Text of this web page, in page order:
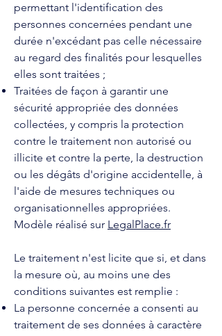
permettant l'identification des
personnes concernées pendant une
durée n'excédant pas celle nécessaire
au regard des finalités pour lesquelles
elles sont traitées ;
Traitées de façon à garantir une
sécurité appropriée des données
collectées, y compris la protection
contre le traitement non autorisé ou
illicite et contre la perte, la destruction
ou les dégâts d'origine accidentelle, à
l'aide de mesures techniques ou
organisationnelles appropriées.
Modèle réalisé sur LegalPlace.fr
Le traitement n'est licite que si, et dans
la mesure où, au moins une des
conditions suivantes est remplie :
La personne concernée a consenti au
traitement de ses données à caractère